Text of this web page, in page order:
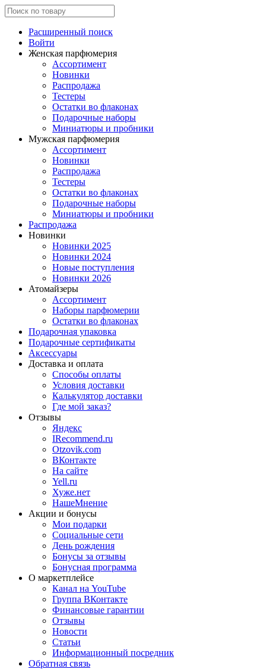
Расширенный поиск
Войти
Женская парфюмерия
Ассортимент
Новинки
Распродажа
Тестеры
Остатки во флаконах
Подарочные наборы
Миниатюры и пробники
Мужская парфюмерия
Ассортимент
Новинки
Распродажа
Тестеры
Остатки во флаконах
Подарочные наборы
Миниатюры и пробники
Распродажа
Новинки
Новинки 2025
Новинки 2024
Новые поступления
Новинки 2026
Атомайзеры
Ассортимент
Наборы парфюмерии
Остатки во флаконах
Подарочная упаковка
Подарочные сертификаты
Аксессуары
Доставка и оплата
Способы оплаты
Условия доставки
Калькулятор доставки
Где мой заказ?
Отзывы
Яндекс
IRecommend.ru
Otzovik.com
ВКонтакте
На сайте
Yell.ru
Хуже.нет
НашеМнение
Акции и бонусы
Мои подарки
Социальные сети
День рождения
Бонусы за отзывы
Бонусная программа
О маркетплейсе
Канал на YouTube
Группа ВКонтакте
Финансовые гарантии
Отзывы
Новости
Статьи
Информационный посредник
Обратная связь